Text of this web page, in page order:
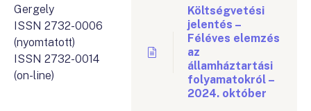
Gergely
ISSN 2732-0006
(nyomtatott)
ISSN 2732-0014
(on-line)
Költségvetési
jelentés –
Féléves elemzés
az
államháztartási
folyamatokról –
2024. október